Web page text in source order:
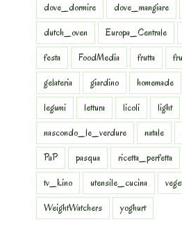
dove_dormire
dove_mangiare
dutch_oven
Europa_Centrale
festa
FoodMedia frutta
gelateria
giardino homemade
legumi
lettura licoli light
nascondo_le_verdure
natale
PaP
pasqua ricetta_perfetta
tv_kino
utensile_cucina
WeightWatchers
yoghurt